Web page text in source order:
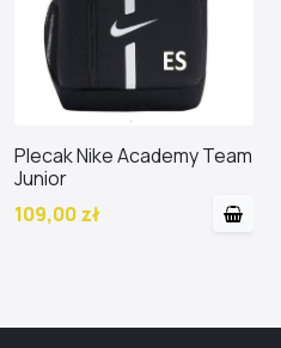
Plecak Nike Academy Team
Junior
109,00 zł